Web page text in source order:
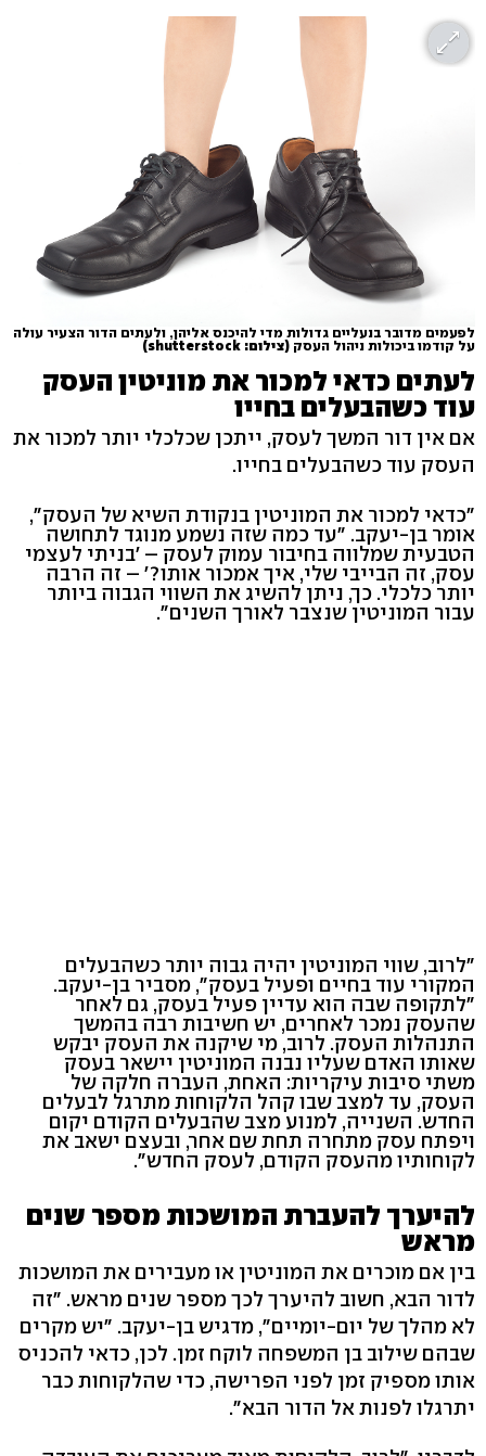
לפעמים מדובר בנעליים גדולות מדי להיכנס אליהן, ולעתים הדור הצעיר עולה
על קודמו ביכולות ניהול העסק (צילום: shutterstock)
לעתים כדאי למכור את מוניטין העסק
עוד כשהבעלים בחייו
אם אין דור המשך לעסק, ייתכן שכלכלי יותר למכור את
העסק עוד כשהבעלים בחייו.
"כדאי למכור את המוניטין בנקודת השיא של העסק",
אומר בן-יעקב. "עד כמה שזה נשמע מנוגד לתחושה
הטבעית שמלווה בחיבור עמוק לעסק – 'בניתי לעצמי
עסק, זה הבייבי שלי, איך אמכור אותו?' – זה הרבה
יותר כלכלי. כך, ניתן להשיג את השווי הגבוה ביותר
עבור המוניטין שנצבר לאורך השנים".
"לרוב, שווי המוניטין יהיה גבוה יותר כשהבעלים
המקורי עוד בחיים ופעיל בעסק", מסביר בן-יעקב.
"לתקופה שבה הוא עדיין פעיל בעסק, גם לאחר
שהעסק נמכר לאחרים, יש חשיבות רבה בהמשך
התנהלות העסק. לרוב, מי שיקנה את העסק יבקש
שאותו האדם שעליו נבנה המוניטין יישאר בעסק
משתי סיבות עיקריות: האחת, העברה חלקה של
העסק, עד למצב שבו קהל הלקוחות מתרגל לבעלים
החדש. השנייה, למנוע מצב שהבעלים הקודם יקום
ויפתח עסק מתחרה תחת שם אחר, ובעצם ישאב את
לקוחותיו מהעסק הקודם, לעסק החדש".
להיערך להעברת המושכות מספר שנים
מראש
בין אם מוכרים את המוניטין או מעבירים את המושכות
לדור הבא, חשוב להיערך לכך מספר שנים מראש. "זה
לא מהלך של יום-יומיים", מדגיש בן-יעקב. "יש מקרים
שבהם שילוב בן המשפחה לוקח זמן. לכן, כדאי להכניס
אותו מספיק זמן לפני הפרישה, כדי שהלקוחות כבר
יתרגלו לפנות אל הדור הבא".